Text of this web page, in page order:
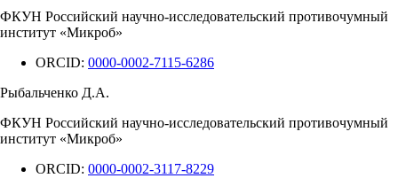
ФКУН Российский научно-исследовательский противочумный
институт «Микроб»
ORCID: 0000-0002-7115-6286
Рыбальченко Д.А.
ФКУН Российский научно-исследовательский противочумный
институт «Микроб»
ORCID: 0000-0002-3117-8229